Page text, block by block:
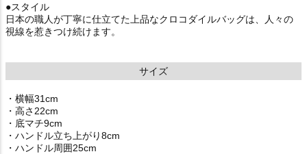
●スタイル
日本の職人が丁寧に仕立てた上品なクロコダイルバッグは、人々の
視線を惹きつけ続けます。
サイズ
・横幅31cm
・高さ22cm
・底マチ9cm
・ハンドル立ち上がり8cm
・ハンドル周囲25cm